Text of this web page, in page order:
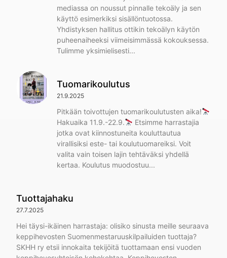
mediassa on noussut pinnalle tekoäly ja sen
käyttö esimerkiksi sisällöntuotossa.
Yhdistyksen hallitus ottikin tekoälyn käytön
puheenaiheeksi viimeisimmässä kokouksessa.
Tulimme yksimielisesti
Tuomarikoulutus
21.9.2025
Pitkään toivottujen tuomarikoulutusten aika!
Hakuaika 11.9.-22.9.
Etsimme harrastajia
jotka ovat kiinnostuneita kouluttautua
virallisiksi este- tai koulutuomareiksi. Voit
valita vain toisen lajin tehtäväksi yhdellä
kertaa. Koulutus muodostuu
Tuottajahaku
27.7.2025
Hei täysi-ikäinen harrastaja: olisiko sinusta meille seuraava
keppihevosten Suomenmestaruuskilpailuiden tuottaja?
SKHH ry etsii innokaita tekijöitä tuottamaan ensi vuoden